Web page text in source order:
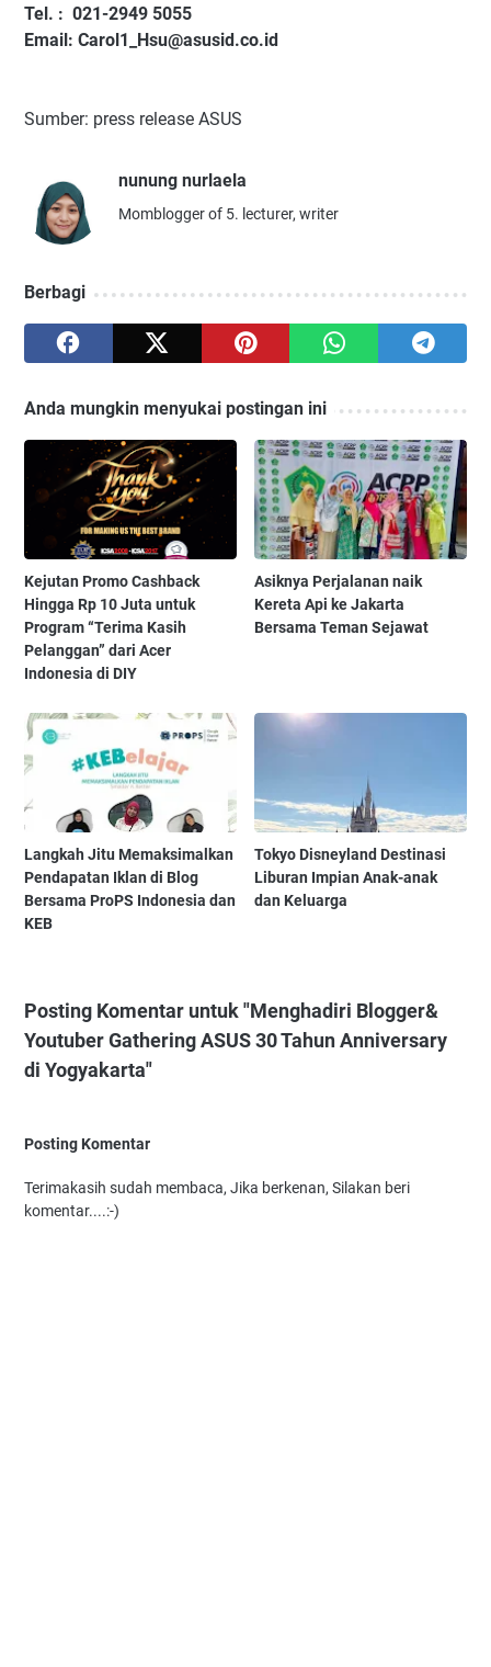
Tel. : 021-2949 5055
Email: Carol1_Hsu@asusid.co.id
Sumber: press release ASUS
nunung nurlaela
Momblogger of 5. lecturer, writer
Berbagi
Anda mungkin menyukai postingan ini
Kejutan Promo Cashback
Hingga Rp 10 Juta untuk
Program “Terima Kasih
Pelanggan” dari Acer
Indonesia di DIY
Asiknya Perjalanan naik
Kereta Api ke Jakarta
Bersama Teman Sejawat
Langkah Jitu Memaksimalkan
Pendapatan Iklan di Blog
Bersama ProPS Indonesia dan
KEB
Tokyo Disneyland Destinasi
Liburan Impian Anak-anak
dan Keluarga
Posting Komentar untuk "Menghadiri Blogger&
Youtuber Gathering ASUS 30 Tahun Anniversary
di Yogyakarta"
Posting Komentar
Terimakasih sudah membaca, Jika berkenan, Silakan beri
komentar....:-)